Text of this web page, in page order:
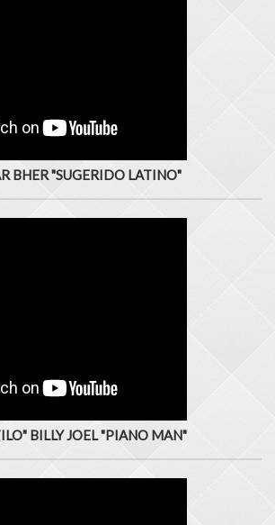
BHER "SUGERIDO LATINO"
BILLY JOEL "PIANO MAN"